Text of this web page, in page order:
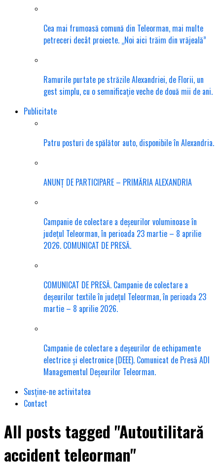
Cea mai frumoasă comună din Teleorman, mai multe
petreceri decât proiecte. „Noi aici trăim din vrăjeală”
Ramurile purtate pe străzile Alexandriei, de Florii, un
gest simplu, cu o semnificație veche de două mii de ani.
Publicitate
Patru posturi de spălător auto, disponibile în Alexandria.
ANUNȚ DE PARTICIPARE – PRIMĂRIA ALEXANDRIA
Campanie de colectare a deșeurilor voluminoase în
județul Teleorman, în perioada 23 martie – 8 aprilie
2026. COMUNICAT DE PRESĂ.
COMUNICAT DE PRESĂ. Campanie de colectare a
deșeurilor textile în județul Teleorman, în perioada 23
martie – 8 aprilie 2026.
Campanie de colectare a deșeurilor de echipamente
electrice și electronice (DEEE). Comunicat de Presă ADI
Managementul Deșeurilor Teleorman.
Susține-ne activitatea
Contact
All posts tagged "Autoutilitară
accident teleorman"